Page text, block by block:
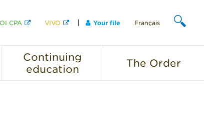
CPA VIVO Your file Français
Continuing
education
The Order